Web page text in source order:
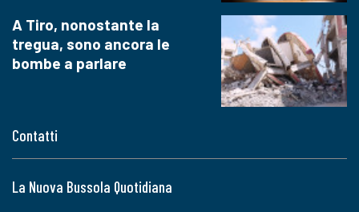
Contatti
La Nuova Bussola Quotidiana
A Tiro, nonostante la
tregua, sono ancora le
bombe a parlare